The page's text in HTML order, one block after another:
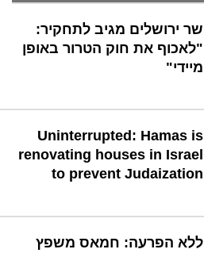
שר ירושלים מגיב לתחקיר:
"לאכוף את חוק הטרור באופן
מיידי"
Uninterrupted: Hamas is
renovating houses in Israel
to prevent Judaization
ללא הפרעה: חמאס משפץ